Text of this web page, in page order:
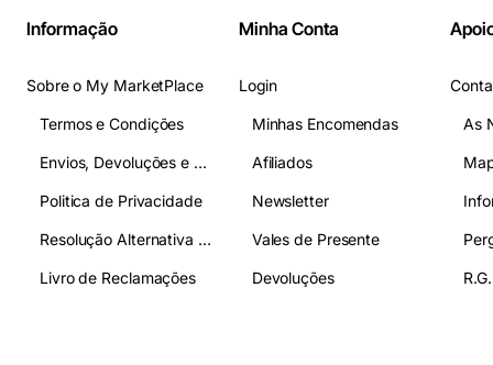
Informação
Sobre o My MarketPlace
Termos e Condições
Envios, Devoluções e Pagamentos
Politica de Privacidade
Resolução Alternativa de Litígios
Livro de Reclamações
Minha Conta
Login
Minhas Encomendas
Afiliados
Newsletter
Vales de Presente
Devoluções
As